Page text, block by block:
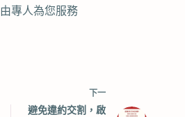
由專人為您服務
下一
避免違約交割，啟